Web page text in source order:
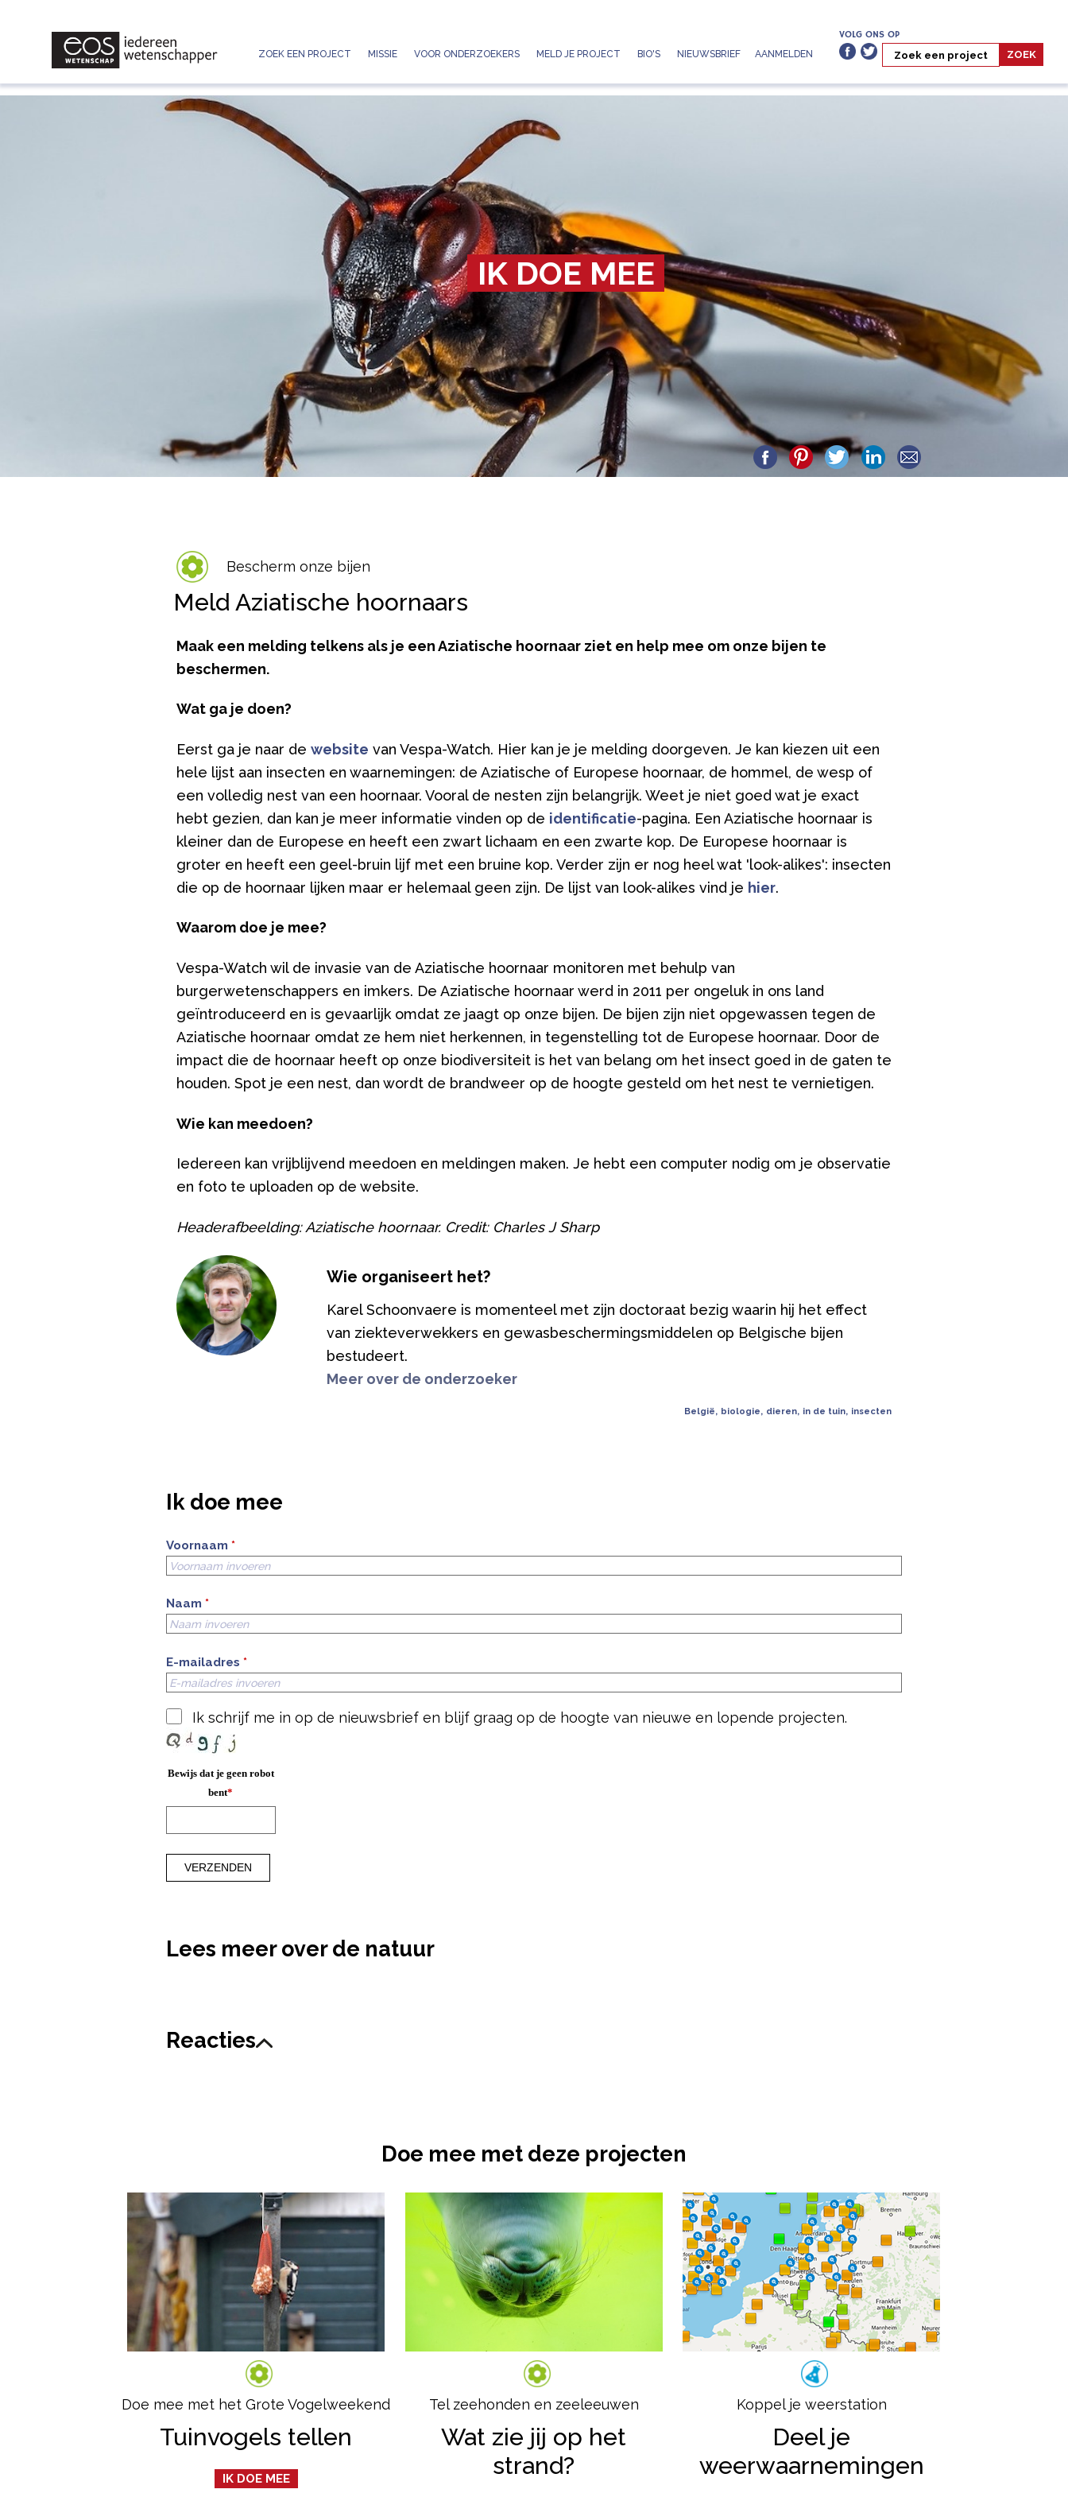
ZOEK EEN PROJECT MISSIE VOOR ONDERZOEKERS MELD JE PROJECT BIO'S NIEUWSBRIEF AANMELDEN
VOLG ONS OP
IK DOE MEE
Bescherm onze bijen
Meld Aziatische hoornaars
Maak een melding telkens als je een Aziatische hoornaar ziet en help mee om onze bijen te
beschermen.
Wat ga je doen?
Eerst ga je naar de website van Vespa-Watch. Hier kan je je melding doorgeven. Je kan kiezen uit een
hele lijst aan insecten en waarnemingen: de Aziatische of Europese hoornaar, de hommel, de wesp of
een volledig nest van een hoornaar. Vooral de nesten zijn belangrijk. Weet je niet goed wat je exact
hebt gezien, dan kan je meer informatie vinden op de identificatie-pagina. Een Aziatische hoornaar is
kleiner dan de Europese en heeft een zwart lichaam en een zwarte kop. De Europese hoornaar is
groter en heeft een geel-bruin lijf met een bruine kop. Verder zijn er nog heel wat 'look-alikes': insecten
die op de hoornaar lijken maar er helemaal geen zijn. De lijst van look-alikes vind je hier.
Waarom doe je mee?
Vespa-Watch wil de invasie van de Aziatische hoornaar monitoren met behulp van
burgerwetenschappers en imkers. De Aziatische hoornaar werd in 2011 per ongeluk in ons land
geïntroduceerd en is gevaarlijk omdat ze jaagt op onze bijen. De bijen zijn niet opgewassen tegen de
Aziatische hoornaar omdat ze hem niet herkennen, in tegenstelling tot de Europese hoornaar. Door de
impact die de hoornaar heeft op onze biodiversiteit is het van belang om het insect goed in de gaten te
houden. Spot je een nest, dan wordt de brandweer op de hoogte gesteld om het nest te vernietigen.
Wie kan meedoen?
Iedereen kan vrijblijvend meedoen en meldingen maken. Je hebt een computer nodig om je observatie
en foto te uploaden op de website.
Headerafbeelding: Aziatische hoornaar. Credit: Charles J Sharp
Wie organiseert het?
Karel Schoonvaere is momenteel met zijn doctoraat bezig waarin hij het effect
van ziekteverwekkers en gewasbeschermingsmiddelen op Belgische bijen
bestudeert.
Meer over de onderzoeker
België, biologie, dieren, in de tuin, insecten
Ik doe mee
Voornaam *
Naam *
E-mailadres *
Ik schrijf me in op de nieuwsbrief en blijf graag op de hoogte van nieuwe en lopende projecten.
Bewijs dat je geen robot
bent*
Lees meer over de natuur
Reacties
Doe mee met deze projecten
Doe mee met het Grote Vogelweekend
Tuinvogels tellen
IK DOE MEE
Tel zeehonden en zeeleeuwen
Wat zie jij op het
strand?
Koppel je weerstation
Deel je
weerwaarnemingen